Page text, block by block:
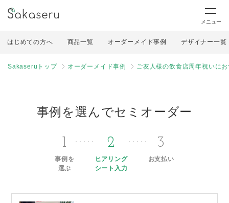
メニュー
はじめての方へ 商品一覧 オーダーメイド事例 デザイナー一覧
Sakaseruトップ オーダーメイド事例 ご友人様の飲食店周年祝いに
事例を選んでセミオーダー
1
事例を
選ぶ
2
ヒアリング
シート入力
3
お支払い